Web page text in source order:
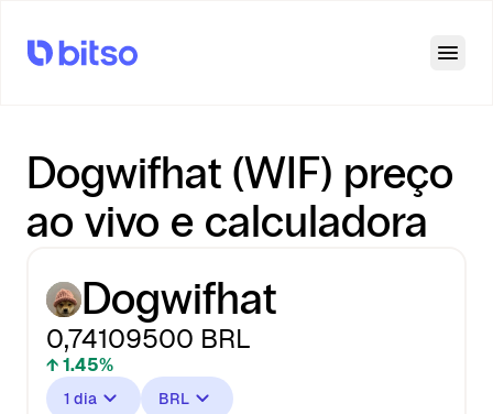
Dogwifhat (WIF) preço
ao vivo e calculadora
Dogwifhat
0,74109500 BRL
↑ 1.45%
1 dia BRL